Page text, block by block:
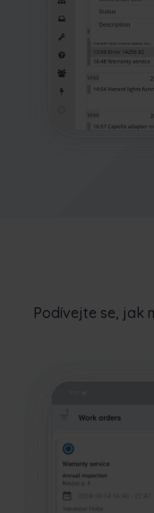
Podívejte se, jak